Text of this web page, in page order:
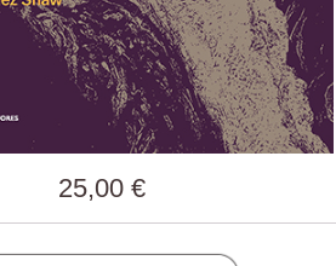
25,00€